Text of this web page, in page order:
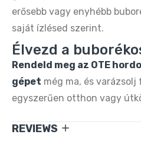
erősebb vagy enyhébb
saját ízlésed szerint.
Élvezd a
Rendeld meg az OTE
gépet még ma, és
egyszerűen otthon vagy
REVIEWS